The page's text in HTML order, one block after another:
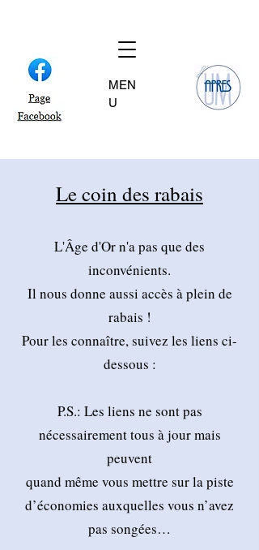
MEN
U
Le coin des rabais
L'Âge d'Or n'a pas que des
inconvénients.
Il nous donne aussi accès à plein de
rabais !
Pour les connaître, suivez les liens ci-
dessous :
P.S.: Les liens ne sont pas
nécessairement tous à jour mais
peuvent
quand même vous mettre sur la piste
d’économies auxquelles vous n’avez
pas songées…